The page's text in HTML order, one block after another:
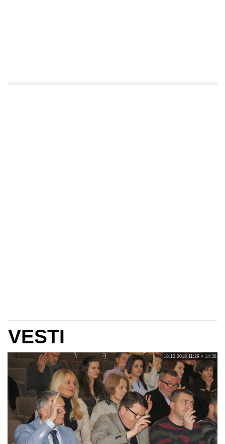
VESTI
18.12.2018 11:29 » 14:38